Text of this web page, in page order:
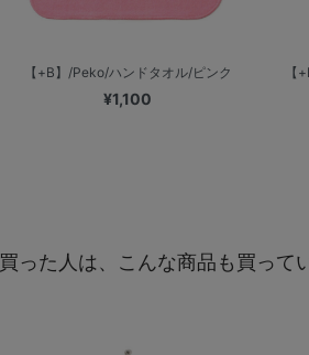
【+B】/Peko/ハンドタオル/ピンク
¥1,100
【
った人は、こんな商品も買って